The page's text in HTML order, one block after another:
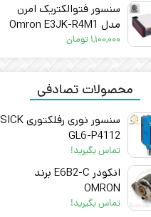
سنسور فتوالکتریک امرن
مدل Omron E3JK-R4M1
۱,۱۰۰,۰۰۰ تومان
محصولات تصادفی
سنسور نوری رفلکتوری SICK
GL6-P4112
تماس بگیرید!
انکودر E6B2-C برند
OMRON
تماس بگیرید!